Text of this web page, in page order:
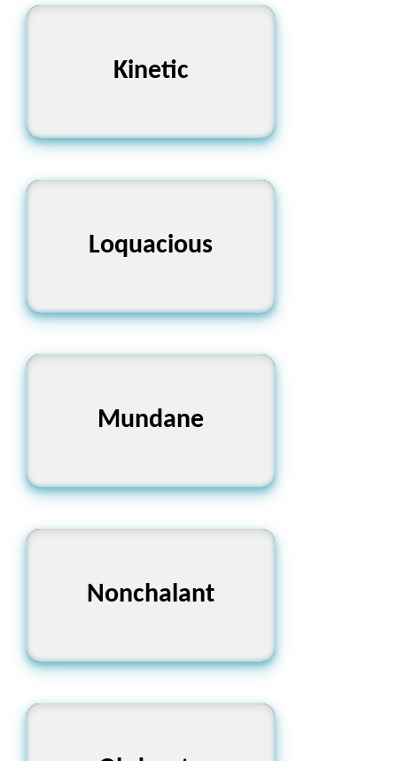
Kinetic
গতিসম্পর্কিত
Loquacious
বাকপটু
Mundane
নীরস
Nonchalant
নির্বিকার